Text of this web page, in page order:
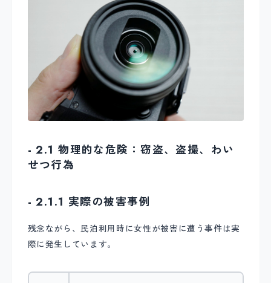
- 2.1 物理的な危険：窃盗、盗撮、わい
せつ行為
- 2.1.1 実際の被害事例
残念ながら、民泊利用時に女性が被害に遭う事件は実
際に発生しています。